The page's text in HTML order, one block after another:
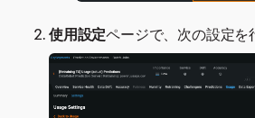
使用設定ページで、次の設定を